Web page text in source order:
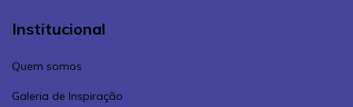
Institucional
Quem somos
Galeria de Inspiração